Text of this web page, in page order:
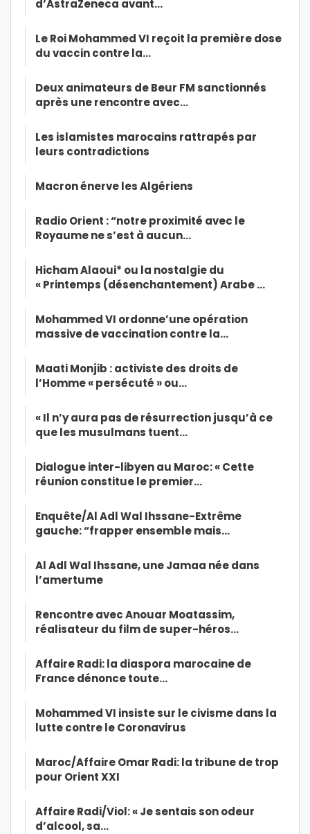
d’AstraZeneca avant…
Le Roi Mohammed VI reçoit la première dose
du vaccin contre la…
Deux animateurs de Beur FM sanctionnés
après une rencontre avec…
Les islamistes marocains rattrapés par
leurs contradictions
Macron énerve les Algériens
Radio Orient : “notre proximité avec le
Royaume ne s’est à aucun…
Hicham Alaoui* ou la nostalgie du
« Printemps (désenchantement) Arabe …
Mohammed VI ordonne’une opération
massive de vaccination contre la…
Maati Monjib : activiste des droits de
l’Homme « persécuté » ou…
« Il n’y aura pas de résurrection jusqu’à ce
que les musulmans tuent…
Dialogue inter-libyen au Maroc: « Cette
réunion constitue le premier…
Enquête/Al Adl Wal Ihssane-Extrême
gauche: “frapper ensemble mais…
Al Adl Wal Ihssane, une Jamaa née dans
l’amertume
Rencontre avec Anouar Moatassim,
réalisateur du film de super-héros…
Affaire Radi: la diaspora marocaine de
France dénonce toute…
Mohammed VI insiste sur le civisme dans la
lutte contre le Coronavirus
Maroc/Affaire Omar Radi: la tribune de trop
pour Orient XXI
Affaire Radi/Viol: « Je sentais son odeur
d’alcool, sa…